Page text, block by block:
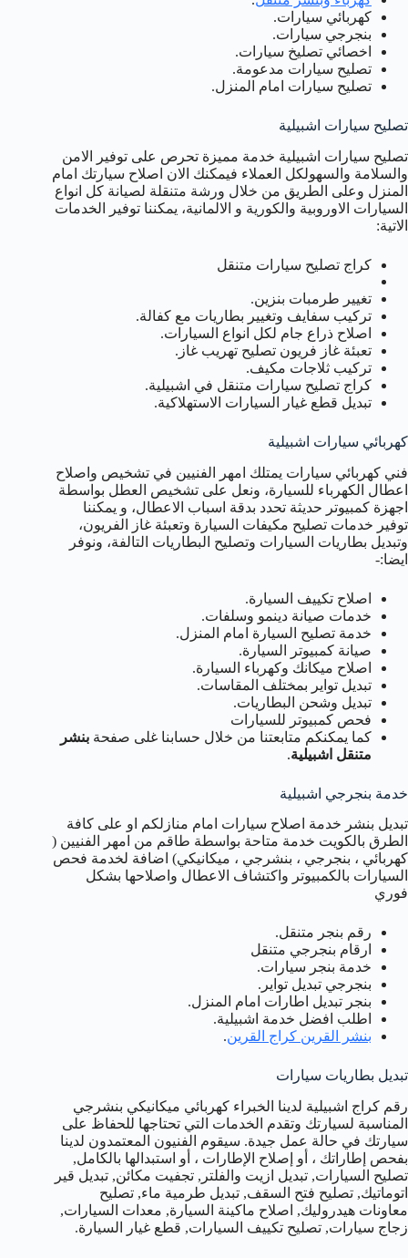
كهربائي سيارات.
بنجرجي سيارات.
اخصائي تصليخ سيارات.
تصليح سيارات مدعومة.
تصليح سيارات امام المنزل.
تصليح سيارات اشبيلية
تصليح سيارات اشبيلية خدمة مميزة تحرص على توفير الامن
والسلامة والسهولكل العملاء فيمكنك الان اصلاح سيارتك امام
المنزل وعلى الطريق من خلال ورشة متنقلة لصيانة كل انواع
السيارات الاوروبية والكورية و الالمانية، يمكننا توفير الخدمات
الاتية:
كراج تصليح سيارات متنقل
تغيير طرمبات بنزين.
تركيب سفايف وتغيير بطاريات مع كفالة.
اصلاح ذراع جام لكل انواع السيارات.
تعبئة غاز فريون تصليح تهريب غاز.
تركيب ثلاجات مكيف.
كراج تصليح سيارات متنقل في اشبيلية.
تبديل قطع غيار السيارات الاستهلاكية.
كهربائي سيارات اشبيلية
فني كهربائي سيارات يمتلك امهر الفنيين في تشخيص واصلاح
اعطال الكهرباء للسيارة، ونعل على تشخيص العطل بواسطة
اجهزة كمبيوتر حديثة تحدد بدقة اسباب الاعطال، و يمكننا
توفير خدمات تصليح مكيفات السيارة وتعبئة غاز الفريون،
وتبديل بطاريات السيارات وتصليح البطاريات التالفة، ونوفر
ايضا:-
اصلاح تكييف السيارة.
خدمات صيانة دينمو وسلفات.
خدمة تصليح السيارة امام المنزل.
صيانة كمبيوتر السيارة.
اصلاح ميكانك وكهرباء السيارة.
تبديل تواير بمختلف المقاسات.
تبديل وشحن البطاريات.
فحص كمبيوتر للسيارات
كما يمكنكم متابعتنا من خلال حسابنا غلى صفحة بنشر
متنقل اشبيلية.
خدمة بنجرجي اشبيلية
تبديل بنشر خدمة اصلاح سيارات امام منازلكم او على كافة
الطرق بالكويت خدمة متاحة بواسطة طاقم من امهر الفنيين (
كهربائي ، بنجرجي ، بنشرجي ، ميكانيكي) اضافة لخدمة فحص
السيارات بالكمبيوتر واكتشاف الاعطال واصلاحها بشكل
فوري
رقم بنجر متنقل.
ارقام بنجرجي متنقل
خدمة بنجر سيارات.
بنجرجي تبديل تواير.
بنجر تبديل اطارات امام المنزل.
اطلب افضل خدمة اشبيلية.
بنشر القرين كراج القرين.
تبديل بطاريات سيارات
رقم كراج اشبيلية لدينا الخبراء كهربائي ميكانيكي بنشرجي
المناسبة لسيارتك وتقدم الخدمات التي تحتاجها للحفاظ على
سيارتك في حالة عمل جيدة. سيقوم الفنيون المعتمدون لدينا
بفحص إطاراتك ، أو إصلاح الإطارات ، أو استبدالها بالكامل,
تصليح السيارات, تبديل ازيت والفلتر, تجفيت مكائن, تبديل قير
اتوماتيك, تصليح فتح السقف, تبديل طرمية ماء, تصليح
معاونات هيدروليك, اصلاح ماكينة السيارة, معدات السيارات,
زجاج سيارات, تصليح تكييف السيارات, قطع غيار السيارة.